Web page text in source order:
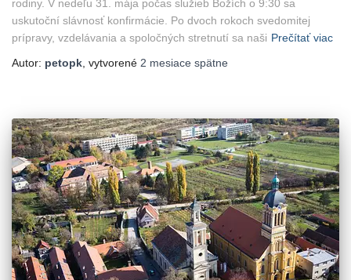
rodiny. V nedeľu 31. mája počas služieb Božích o 9:30 sa
uskutoční slávnosť konfirmácie. Po dvoch rokoch svedomitej
prípravy, vzdelávania a spoločných stretnutí sa naši Prečítať viac
Autor: petopk , vytvorené 2 mesiace spätne